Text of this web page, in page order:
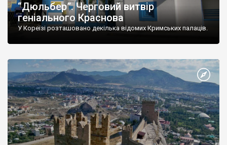
“Дюльбер”. Черговий витвір
геніального Краснова
У Кореїзі розташовано декілька відомих Кримських палаців.